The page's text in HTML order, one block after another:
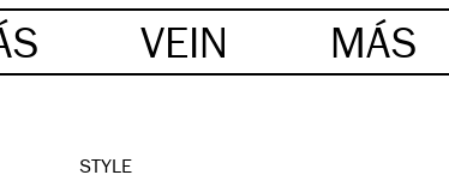
VEIN MÁS
STYLE